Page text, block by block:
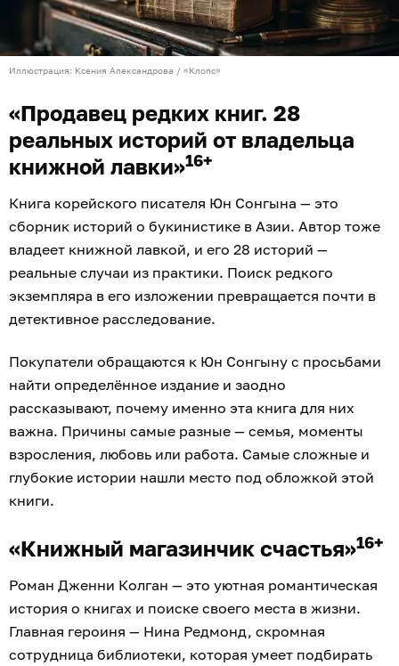
Иллюстрация: Ксения Александрова / «Клопс»
«Продавец редких книг. 28
реальных историй от владельца
книжной лавки»16+
Книга корейского писателя Юн Сонгына — это
сборник историй о букинистике в Азии. Автор тоже
владеет книжной лавкой, и его 28 историй —
реальные случаи из практики. Поиск редкого
экземпляра в его изложении превращается почти в
детективное расследование.
Покупатели обращаются к Юн Сонгыну с просьбами
найти определённое издание и заодно
рассказывают, почему именно эта книга для них
важна. Причины самые разные — семья, моменты
взросления, любовь или работа. Самые сложные и
глубокие истории нашли место под обложкой этой
книги.
«Книжный магазинчик счастья»16+
Роман Дженни Колган — это уютная романтическая
история о книгах и поиске своего места в жизни.
Главная героиня — Нина Редмонд, скромная
сотрудница библиотеки, которая умеет подбирать